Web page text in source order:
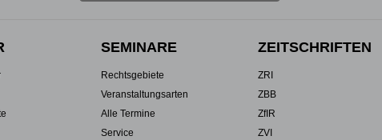
SEMINARE
Rechtsgebiete
Veranstaltungsarten
Alle Termine
Service
ZEITSCHRIFTEN
ZRI
ZBB
ZfIR
ZVI